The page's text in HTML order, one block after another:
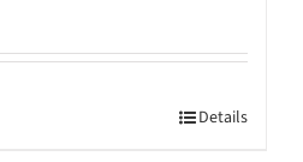
Details